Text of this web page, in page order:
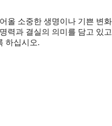
올 소중한 생명이나 기쁜 변
력과 결실의 의미를 담고 있
하십시오.